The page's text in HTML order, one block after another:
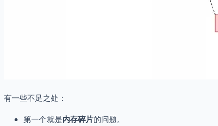
有一些不足之处：
第一个就是内存碎片的问题。